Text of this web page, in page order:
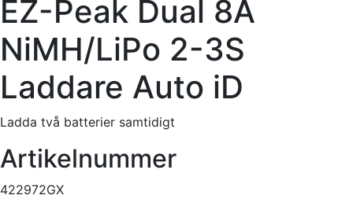
EZ-Peak Dual 8A
NiMH/LiPo 2-3S
Laddare Auto iD
Ladda två batterier samtidigt
Artikelnummer
422972GX